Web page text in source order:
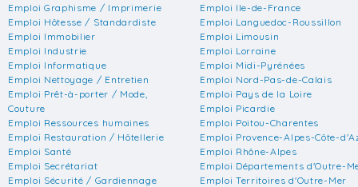
Emploi Graphisme / Imprimerie
Emploi Hôtesse / Standardiste
Emploi Immobilier
Emploi Industrie
Emploi Informatique
Emploi Nettoyage / Entretien
Emploi Prêt-à-porter / Mode,
Couture
Emploi Ressources humaines
Emploi Restauration / Hôtellerie
Emploi Santé
Emploi Secrétariat
Emploi Sécurité / Gardiennage
Emploi Ile-de-France
Emploi Languedoc-Roussillon
Emploi Limousin
Emploi Lorraine
Emploi Midi-Pyrénées
Emploi Nord-Pas-de-Calais
Emploi Pays de la Loire
Emploi Picardie
Emploi Poitou-Charentes
Emploi Provence-Alpes-Côte-
Emploi Rhône-Alpes
Emploi Départements d'Outre-
Emploi Territoires d'Outre-Mer